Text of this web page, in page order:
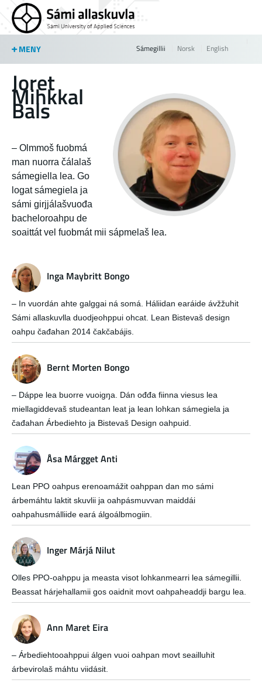
Jump to navigation
MENY Sámegillii Norsk English
Joret
Mihkkal
Bals
– Olmmoš fuobmá
man nuorra čálalaš
sámegiella lea. Go
logat sámegiela ja
sámi girjjálašvuođa
bacheloroahpu de
soaittát vel fuobmát mii sápmelaš lea.
Inga Maybritt Bongo
– In vuordán ahte galggai ná somá. Háliidan earáide ávžžuhit
Sámi allaskuvlla duodjeohppui ohcat. Lean Bistevaš design
oahpu čađahan 2014 čakčabájis.
Bernt Morten Bongo
– Dáppe lea buorre vuoigŋa. Dán ođđa fiinna viesus lea
miellagiddevaš studeantan leat ja lean lohkan sámegiela ja
čađahan Árbediehto ja Bistevaš Design oahpuid.
Åsa Márgget Anti
Lean PPO oahpus erenoamážit oahppan dan mo sámi
árbemáhtu laktit skuvlii ja oahpásmuvvan maiddái
oahpahusmálliide eará álgoálbmogiin.
Inger Márjá Nilut
Olles PPO-oahppu ja measta visot lohkanmearri lea sámegillii.
Beassat hárjehallamii gos oaidnit movt oahpaheaddji bargu lea.
Ann Maret Eira
– Árbediehtooahppui álgen vuoi oahpan movt seailluhit
árbevirolaš máhtu viidásit.